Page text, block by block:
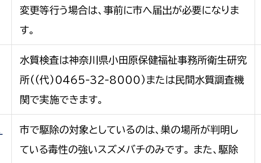
変更等行う場合は、事前に市へ届出が必要になりま
す。
水質検査は神奈川県小田原保健福祉事務所衛生研究
所((代)0465-32-8000)または民間水質調査機
関で実施できます。
市で駆除の対象としているのは、巣の場所が判明し
ている毒性の強いスズメバチのみです。 また、駆除